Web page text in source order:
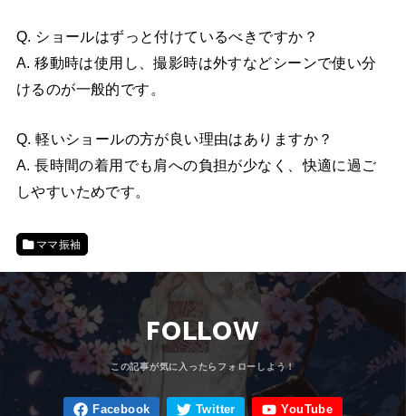
Q. ショールはずっと付けているべきですか？
A. 移動時は使用し、撮影時は外すなどシーンで使い分
けるのが一般的です。
Q. 軽いショールの方が良い理由はありますか？
A. 長時間の着用でも肩への負担が少なく、快適に過ご
しやすいためです。
ママ振袖
FOLLOW